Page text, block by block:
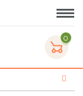
0